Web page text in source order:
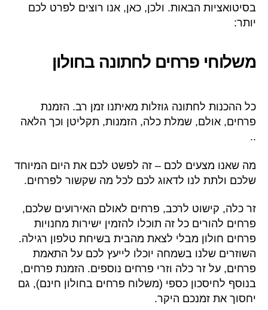
בסיטואציות הבאות. ולכן, כאן, אנו רוצים לפרט לכם
יותר:
משלוחי פרחים לחתונה בחולון
כל ההכנות לחתונה גוזלות מאיתנו זמן רב. הזמנת
פרחים, אולם, שמלת כלה, הזמנות, תקליטן וכך הלאה
..
מה שאנו מצעים לכם – זה לפשט לכם את היום המיוחד
שלכם ולתת לנו לדאוג לכם לכל מה שקשור לפרחים.
זר כלה, קישוט לרכב, פרחים לאולם האירועים שלכם,
פרחים להורים כל זה תוכלו להזמין ישירות מחנויות
פרחים חולון מבלי לצאת מהבית בשיחת טלפון רגילה.
השוזרים שלנו בשמחה יוכלו לייעץ לכם על התאמת
פרחים, על זר כלה וזרי פרחים נוספים. הזמנת פרחים,
בנוסף לחיסכון כספי (משלוח פרחים בחולון חינם), גם
יחסוך את זמנכם היקר.